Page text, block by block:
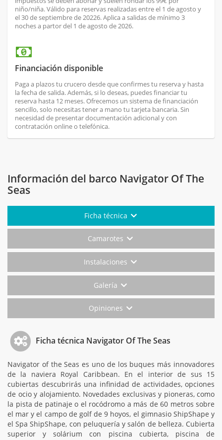
niño/niña. Válido para reservas realizadas entre el 1 de agosto y
el 30 de septiembre de 20226. Aplica a salidas de mínimo 3
noches a partor del 1 de agosto de 2026.
Financiación disponible
Paga a plazos tu crucero desde que confirmes tu reserva y hasta
la fecha de salida. Además, si lo deseas, puedes financiar tu
reserva hasta 12 meses. Ofrecemos un sistema de financiación
sencillo, solo necesitas tener a mano tu tarjeta bancaria. Sin
necesidad de presentar documentación adicional y con
contratación online o telefónica.
Información del barco Navigator Of The
Seas
Ficha técnica
Camarotes
Instalaciones
Galería
Opiniones
Ficha técnica Navigator Of The Seas
Navigator of the Seas es uno de los buques más innovadores
de la naviera Royal Caribbean. En el interior de sus 15
cubiertas descubrirás una infinidad de actividades, opciones
de ocio y alojamiento. Novedades exclusivas y pioneras, como
la pista de patinaje o el rocódromo a más de 60 metros sobre
el mar y el campo de golf de 9 hoyos, el gimnasio ShipShape y
el Spa ShipShape, con peluquería y salón de belleza. Cubierta
superior y solárium con piscina cubierta, piscina de